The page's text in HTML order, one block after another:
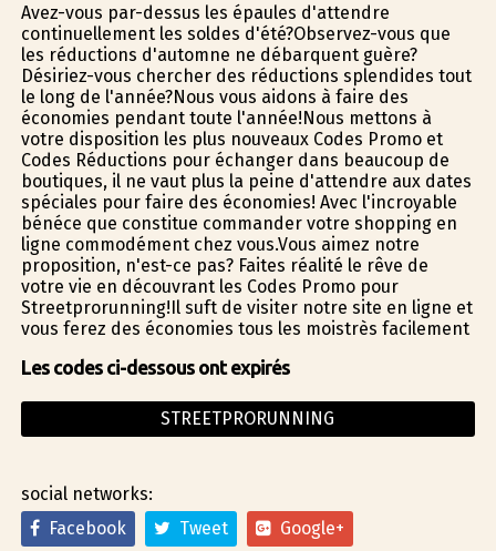
Avez-vous par-dessus les épaules d'attendre
continuellement les soldes d'été?Observez-vous que
les réductions d'automne ne débarquent guère?
Désiriez-vous chercher des réductions splendides tout
le long de l'année?Nous vous aidons à faire des
économies pendant toute l'année!Nous mettons à
votre disposition les plus nouveaux Codes Promo et
Codes Réductions pour échanger dans beaucoup de
boutiques, il ne vaut plus la peine d'attendre aux dates
spéciales pour faire des économies! Avec l'incroyable
bénéfice que constitue commander votre shopping en
ligne commodément chez vous.Vous aimez notre
proposition, n'est-ce pas? Faites réalité le rêve de
votre vie en découvrant les Codes Promo pour
Streetprorunning!Il suffit de visiter notre site en ligne et
vous ferez des économies tous les moistrès facilement
Les codes ci-dessous ont expirés
STREETPRORUNNING
social networks:
Facebook
Tweet Google+